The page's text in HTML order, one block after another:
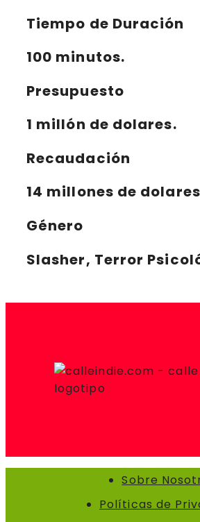
Tiempo de Duración
100 minutos.
Presupuesto
1 millón de dolares.
Recaudación
14 millones de
Género
Slasher, Terror
Sobre
Políticas de